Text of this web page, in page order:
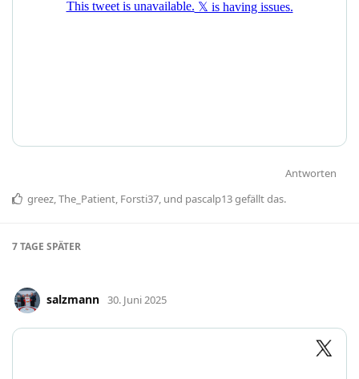
Antworten
greez,The_Patient, Forsti37, und pascalp13gefällt das.
7 TAGE SPÄTER
salzmann 30. Juni 2025